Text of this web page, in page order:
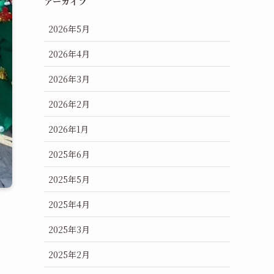
2026年5月
2026年4月
2026年3月
2026年2月
2026年1月
2025年6月
2025年5月
2025年4月
2025年3月
2025年2月